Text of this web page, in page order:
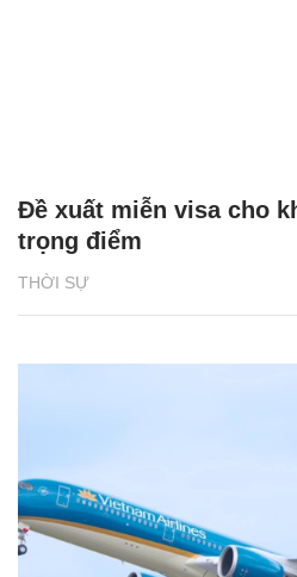
THỜI SỰ
Đề xuất miễn visa cho
trọng điểm